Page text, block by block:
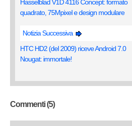
Hasselblad V1D 4116 Concept: formato
quadrato, 75Mpixel e design modulare
Notizia Successiva
HTC HD2 (del 2009) riceve Android 7.0
Nougat: immortale!
Commenti (5)